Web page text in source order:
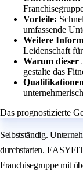
Vorteile:
umfassende
Weitere
Leidenschaft
Warum dieser
gestalte das
Das prognostizierte
Selbstständig.
durchstarten.
Franchisegruppe mit